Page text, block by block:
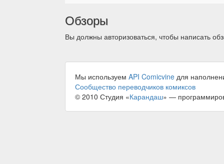
Обзоры
Вы должны авторизоваться, чтобы написать
Мы используем API Comicvine для
Сообщество переводчиков комиксов
© 2010 Студия «Карандаш» —